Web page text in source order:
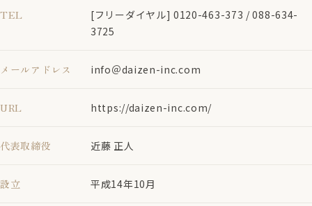
TEL
[フリーダイヤル] 0120-463-373 / 088-634-
3725
メールアドレス info＠daizen-inc.com
URL https://daizen-inc.com/
代表取締役 近藤 正人
設立 平成14年10月